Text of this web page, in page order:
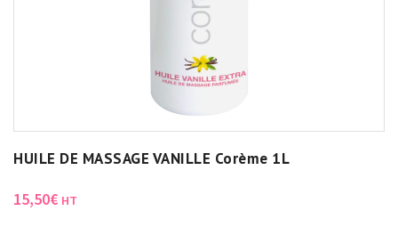
HUILE DE MASSAGE VANILLE Corème 1L
15,50€ HT